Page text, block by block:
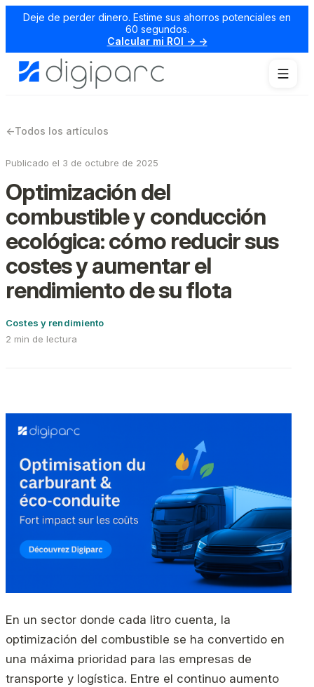
Deje de perder dinero. Estime sus ahorros potenciales en
60 segundos.
Calcular mi ROI → →
←Todos los artículos
Publicado el 3 de octubre de 2025
Optimización del
combustible y conducción
ecológica: cómo reducir sus
costes y aumentar el
rendimiento de su flota
Costes y rendimiento
2 min de lectura
En un sector donde cada litro cuenta, la
optimización del combustible se ha convertido en
una máxima prioridad para las empresas de
transporte y logística. Entre el continuo aumento